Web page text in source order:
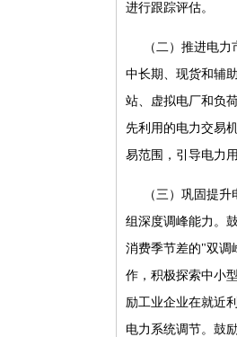
进行跟踪评估。
（二）推进电
中长期、现货和辅
站、虚拟电厂和负
先利用的电力交易
易范围，引导电力
（三）巩固提
组深度调峰能力。
消费季节差的"双调
作，积极探索中小
励工业企业在就近
电力系统调节。鼓